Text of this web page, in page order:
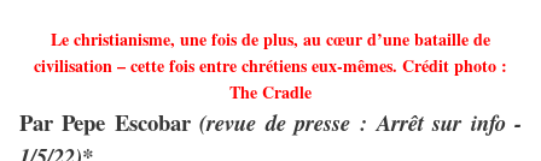
Le christianisme, une fois de plus, au cœur d’une bataille de
civilisation – cette fois entre chrétiens eux-mêmes. Crédit photo :
The Cradle
Par Pepe Escobar(revue de presse : Arrêt sur info -